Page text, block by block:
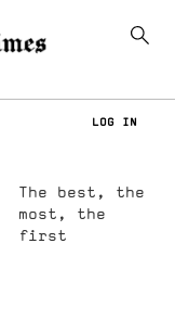
LOG IN
The best, the
most, the
first